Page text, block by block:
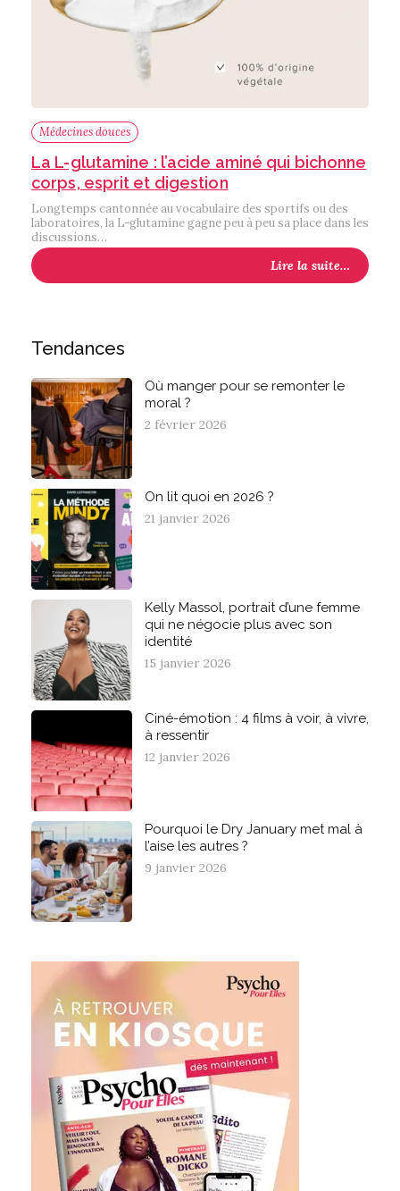
Médecines douces
La L-glutamine : l’acide aminé qui bichonne
corps, esprit et digestion
Longtemps cantonnée au vocabulaire des sportifs ou des
laboratoires, la L-glutamine gagne peu à peu sa place dans les
discussions…
Lire la suite…
Tendances
Où manger pour se remonter le
moral ?
2 février 2026
On lit quoi en 2026 ?
21 janvier 2026
Kelly Massol, portrait d’une femme
qui ne négocie plus avec son
identité
15 janvier 2026
Ciné-émotion : 4 films à voir, à vivre,
à ressentir
12 janvier 2026
Pourquoi le Dry January met mal à
l’aise les autres ?
9 janvier 2026